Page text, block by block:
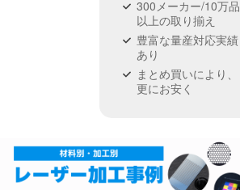
300メーカー/10万品
以上の取り揃え
豊富な量産対応実績
あり
まとめ買いにより、
更にお安く